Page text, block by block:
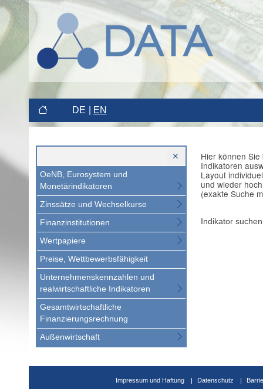
DE EN
OeNB, Eurosystem und
Monetärindikatoren
Zinssätze und Wechselkurse
Finanzinstitutionen
Wertpapiere
Preise, Wettbewerbsfähigkeit
Unternehmenskennzahlen und
realwirtschaftliche Indikatoren
Gesamtwirtschaftliche
Finanzierungsrechnung
Außenwirtschaft
Hier können
Indikatoren
Layout
und wieder
(exakte Suche
Indikator suchen
Impressum und Haftung Datenschutz